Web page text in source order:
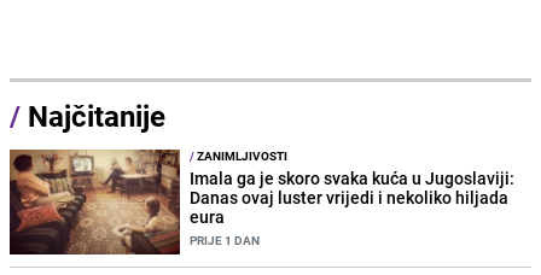
/ Najčitanije
/ZANIMLJIVOSTI
Imala ga je skoro svaka kuća u Jugoslaviji:
Danas ovaj luster vrijedi i nekoliko hiljada
eura
PRIJE 1 DAN